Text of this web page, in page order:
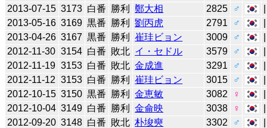
2013-07-15 3173 白番 勝利 鄭大相 2825 ♂
2013-05-16 3169 黒番 勝利 劉丙虎 2791 ♂
2013-04-26 3167 黒番 勝利 崔珪ビョン 3009 ♂
2012-11-30 3154 白番 敗北 イ・セドル 3579 ♂
2012-11-19 3153 白番 敗北 金成進 3291 ♂
2012-11-12 3153 白番 勝利 崔珪ビョン 3015 ♂
2012-10-15 3150 黒番 勝利 金恵敏 3082 ♀
2012-10-04 3149 白番 勝利 金侖映 3038 ♀
2012-09-20 3148 白番 敗北 朴埈奭 3302 ♂